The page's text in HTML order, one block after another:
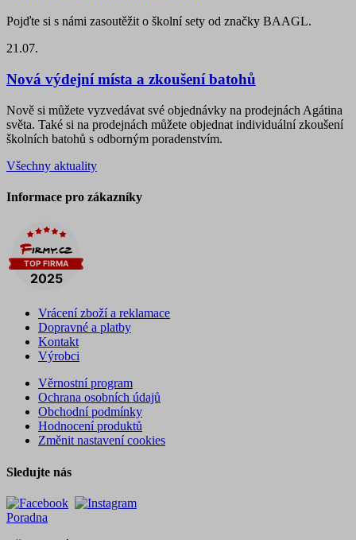
Pojďte si s námi zasoutěžit o školní sety od značky BAAGL.
21.07.
Nová výdejní místa a zkoušení batohů
Nově si můžete vyzvedávat své objednávky na prodejnách Agátina
světa. Také si na prodejnách můžete objednat individuální zkoušení
školních batohů s odborným poradenstvím.
Všechny aktuality
Informace pro zákazníky
Vrácení zboží a reklamace
Dopravné a platby
Kontakt
Výrobci
Věrnostní program
Ochrana osobních údajů
Obchodní podmínky
Hodnocení produktů
Změnit nastavení cookies
Sledujte nás
Poradna